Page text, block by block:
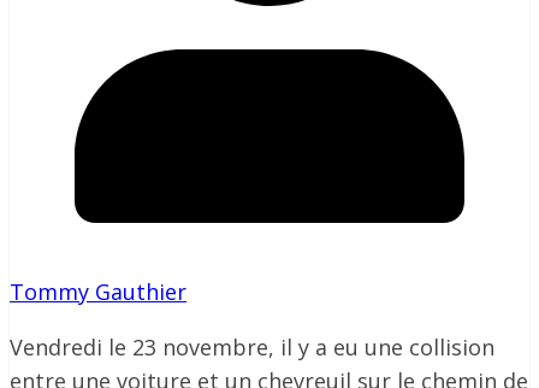
Tommy Gauthier
Vendredi le 23 novembre, il y a eu une collision
entre une voiture et un chevreuil sur le chemin de